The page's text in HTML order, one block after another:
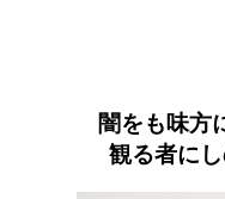
闇をも味方
観る者に